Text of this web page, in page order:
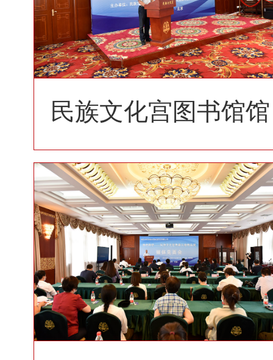
民族文化宫图书馆馆
长陈烨介绍展览情况